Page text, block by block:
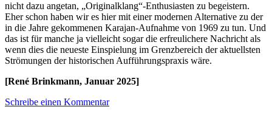
nicht dazu angetan, „Originalklang“-Enthusiasten zu begeistern.
Eher schon haben wir es hier mit einer modernen Alternative zu der
in die Jahre gekommenen Karajan-Aufnahme von 1969 zu tun. Und
das ist für manche ja vielleicht sogar die erfreulichere Nachricht als
wenn dies die neueste Einspielung im Grenzbereich der aktuellsten
Strömungen der historischen Aufführungspraxis wäre.
[René Brinkmann, Januar 2025]
Schreibe einen Kommentar